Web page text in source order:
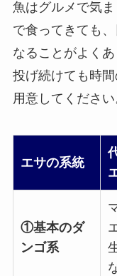
魚はグルメで気
で食ってきても
なることがよく
投げ続けても時
用意してください
エサの系統
①基本のダ
ンゴ系